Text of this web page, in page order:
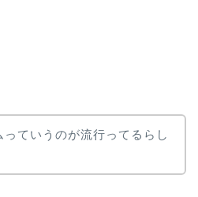
ていうのが流行ってるらし